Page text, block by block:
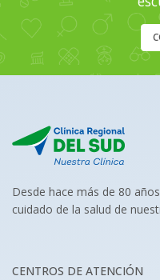
Desde hace más de 80
cuidado de la salud de
CENTROS DE ATENCIÓN